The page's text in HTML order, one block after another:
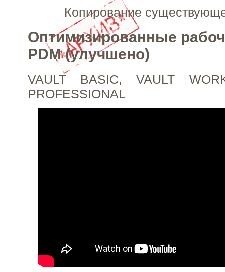
Копирование
Оптимизированные
PDM (улучшено)
VAULT BASIC, VAULT
PROFESSIONAL